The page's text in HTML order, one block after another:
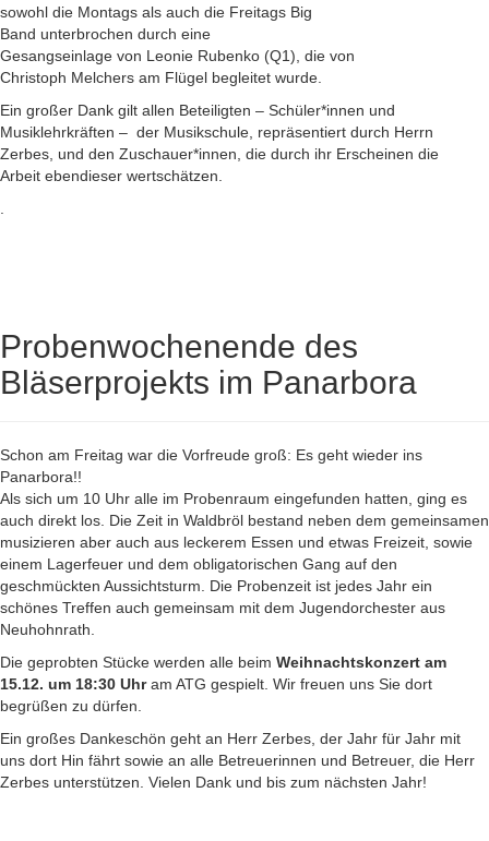
sowohl die Montags als auch die Freitags Big
Band unterbrochen durch eine
Gesangseinlage von Leonie Rubenko (Q1), die von
Christoph Melchers am Flügel begleitet wurde.
Ein großer Dank gilt allen Beteiligten – Schüler*innen und
Musiklehrkräften – der Musikschule, repräsentiert durch Herrn
Zerbes, und den Zuschauer*innen, die durch ihr Erscheinen die
Arbeit ebendieser wertschätzen.
Probenwochenende des
Bläserprojekts im Panarbora
Schon am Freitag war die Vorfreude groß: Es geht wieder ins
Panarbora!!
Als sich um 10 Uhr alle im Probenraum eingefunden hatten, ging es
auch direkt los. Die Zeit in Waldbröl bestand neben dem gemeinsamen
musizieren aber auch aus leckerem Essen und etwas Freizeit, sowie
einem Lagerfeuer und dem obligatorischen Gang auf den
geschmückten Aussichtsturm. Die Probenzeit ist jedes Jahr ein
schönes Treffen auch gemeinsam mit dem Jugendorchester aus
Neuhohnrath.
Die geprobten Stücke werden alle beim Weihnachtskonzert am
15.12. um 18:30 Uhram ATG gespielt. Wir freuen uns Sie dort
begrüßen zu dürfen.
Ein großes Dankeschön geht an Herr Zerbes, der Jahr für Jahr mit
uns dort Hin fährt sowie an alle Betreuerinnen und Betreuer, die Herr
Zerbes unterstützen. Vielen Dank und bis zum nächsten Jahr!